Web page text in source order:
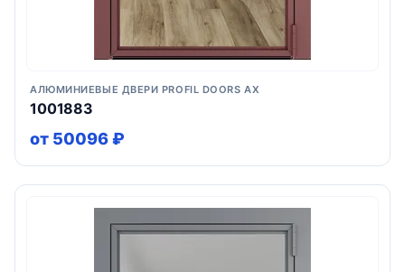
АЛЮМИНИЕВЫЕ ДВЕРИ PROFIL DOORS AX
1001883
от 50096 ₽